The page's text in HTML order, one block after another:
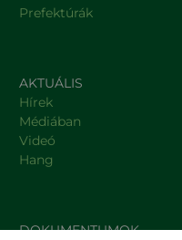
Prefektúrák
AKTUÁLIS
Hírek
Médiában
Videó
Hang
DOKUMENTUMOK